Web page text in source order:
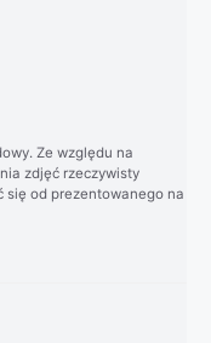
Ze względu na
zdjęć rzeczywisty
się od prezentowanego na